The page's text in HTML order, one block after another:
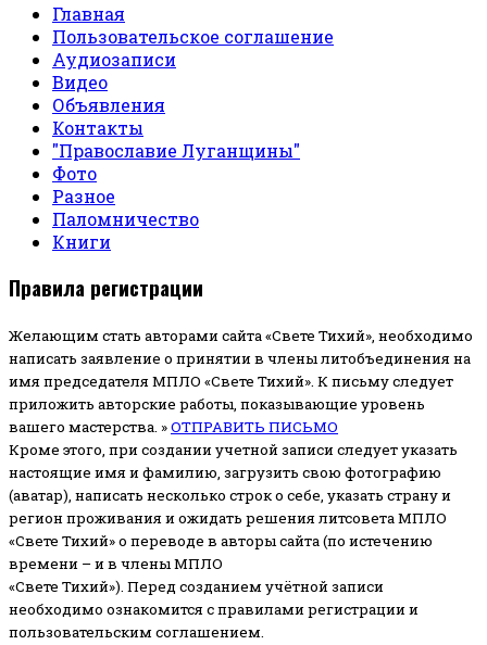
Главная
Пользовательское соглашение
Аудиозаписи
Видео
Объявления
Контакты
"Православие Луганщины"
Фото
Разное
Паломничество
Книги
Правила регистрации
Желающим стать авторами сайта «Свете Тихий», необходимо
написать заявление о принятии в члены литобъединения на
имя председателя МПЛО «Свете Тихий». К письму следует
приложить авторские работы, показывающие уровень
вашего мастерства. »ОТПРАВИТЬ ПИСЬМО
Кроме этого, при создании учетной записи следует указать
настоящие имя и фамилию, загрузить свою фотографию
(аватар), написать несколько строк о себе, указать страну и
регион проживания и ожидать решения литсовета МПЛО
«Свете Тихий» о переводе в авторы сайта (по истечению
времени – и в члены МПЛО
«Свете Тихий»). Перед созданием учётной записи
необходимо ознакомится с правилами регистрации и
пользовательским соглашением.